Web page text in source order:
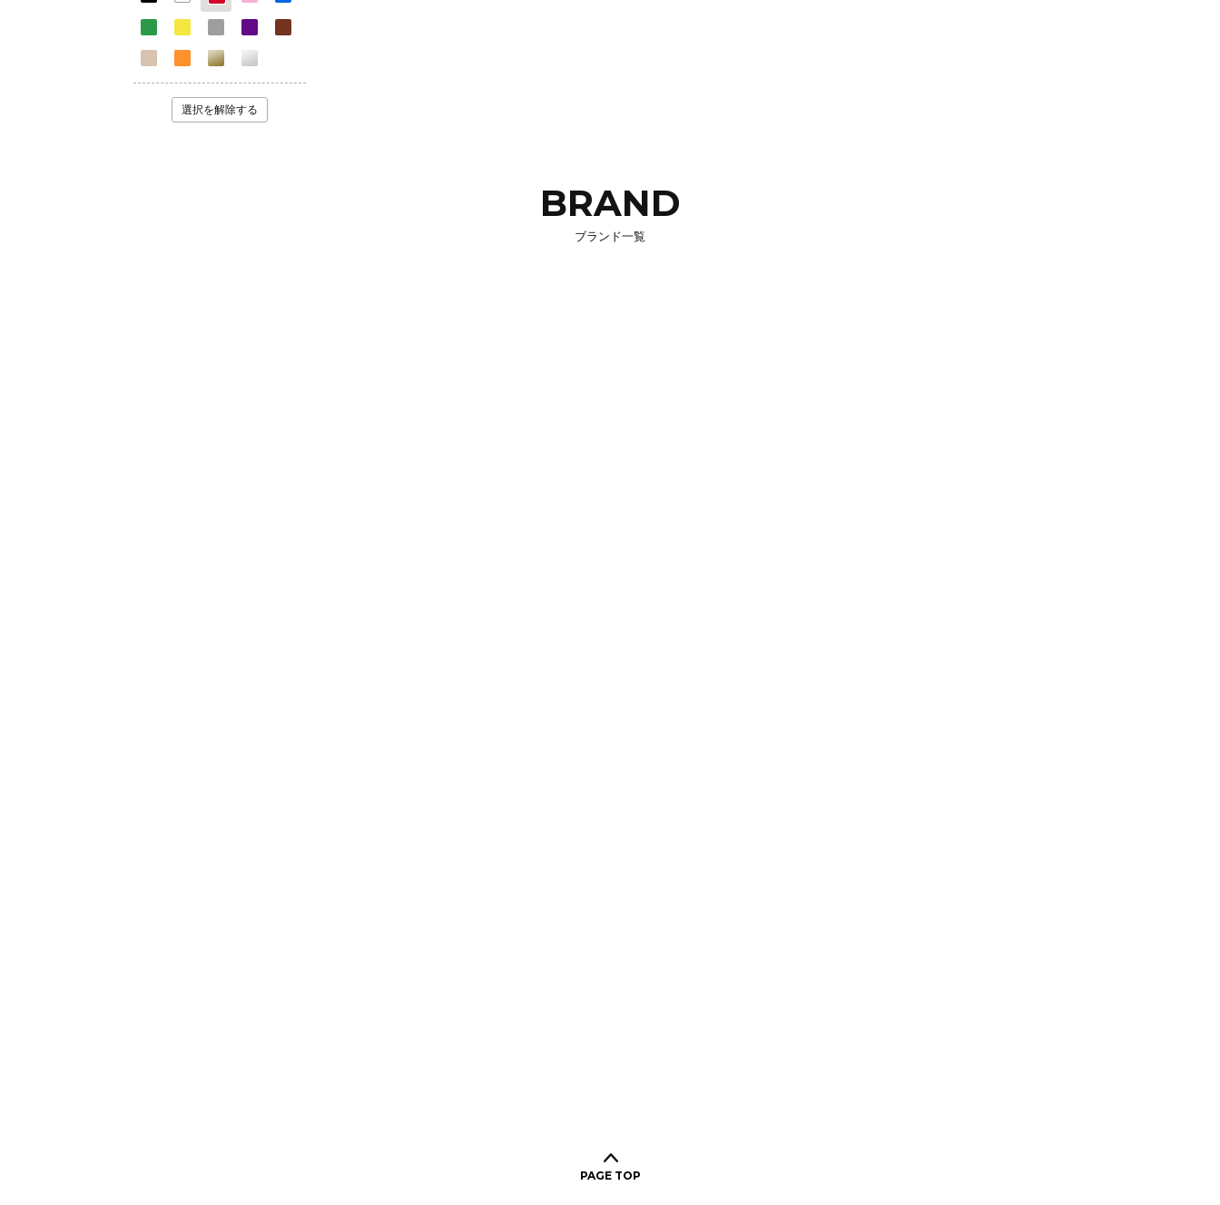
選択を解除する
BRAND
ブランド一覧
PAGE TOP